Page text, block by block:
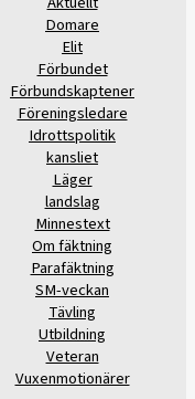
Domare
Elit
Förbundet
Förbundskaptener
Föreningsledare
Idrottspolitik
kansliet
Läger
landslag
Minnestext
Om fäktning
Parafäktning
SM-veckan
Tävling
Utbildning
Veteran
Vuxenmotionärer